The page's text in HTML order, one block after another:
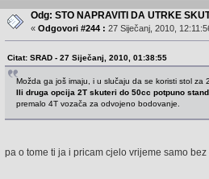
Odg: STO NAPRAVITI DA UTRKE
«Odgovori #244 : 27 Siječanj, 2010,
Citat: SRAD - 27 Siječanj, 2010, 01:38:55
Možda ga još imaju, i u slučaju da se koristi stol
Ili druga opcija 2T skuteri do 50cc potpuno
premalo 4T vozača za odvojeno bodovanje.
pa o tome ti ja i pricam cjelo vrijeme samo